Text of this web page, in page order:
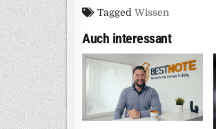
Tagged Wissen
Auch interessant